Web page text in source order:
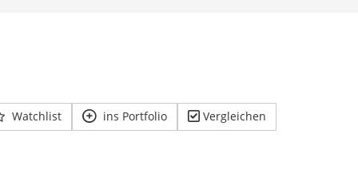
Watchlist ins Portfolio Vergleichen